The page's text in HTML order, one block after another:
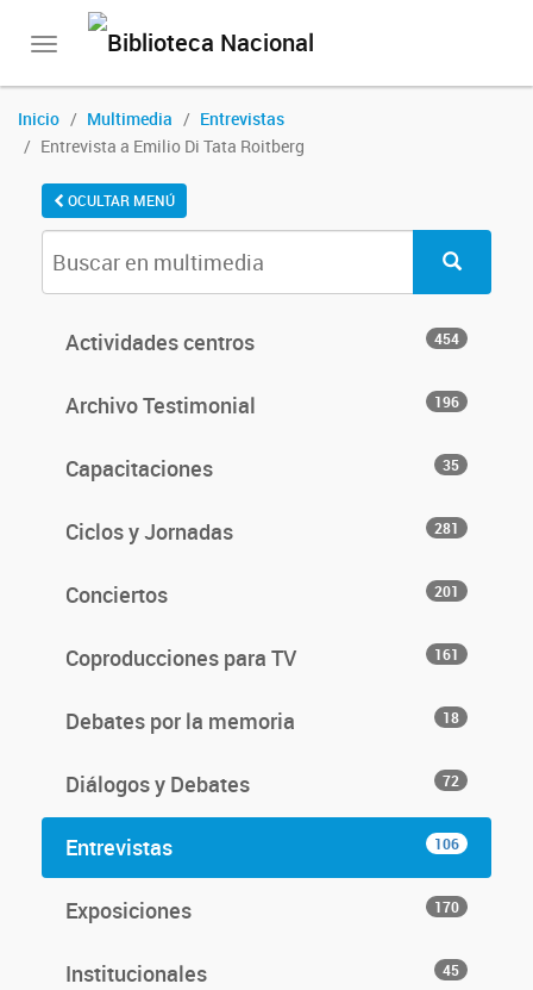
Toggle
Inicio Multimedia
Entrevistas
Entrevista a Emilio Di Tata Roitberg
OCULTAR MENÚ
Actividades centros 454
Archivo Testimonial 196
Capacitaciones 35
Ciclos y Jornadas 281
Conciertos 201
Coproducciones para TV 161
Debates por la memoria 18
Diálogos y Debates 72
Entrevistas 106
Exposiciones 170
Institucionales 45